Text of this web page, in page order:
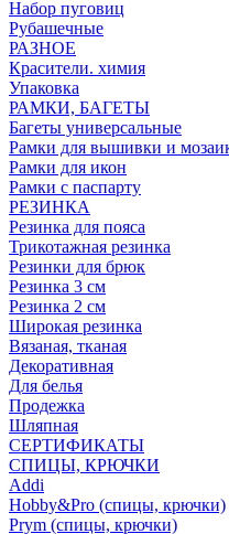
Набор пуговиц
Рубашечные
РАЗНОЕ
Красители. химия
Упаковка
РАМКИ, БАГЕТЫ
Багеты универсальные
Рамки для вышивки и
Рамки для икон
Рамки с паспарту
РЕЗИНКА
Резинка для пояса
Трикотажная резинка
Резинки для брюк
Резинка 3 см
Резинка 2 см
Широкая резинка
Вязаная, тканая
Декоративная
Для белья
Продежка
Шляпная
СЕРТИФИКАТЫ
СПИЦЫ, КРЮЧКИ
Addi
Hobby&Pro (спицы, крючки)
Prym (спицы, крючки)